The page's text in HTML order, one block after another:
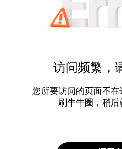
访问频繁，
您所要访问的页面不
刷牛牛圈，稍后